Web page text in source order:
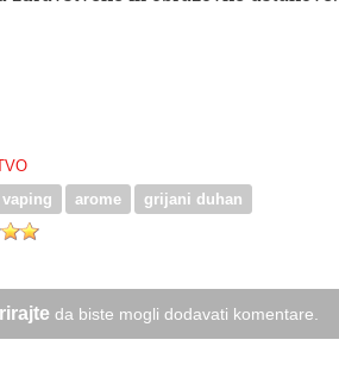
vaping arome
grijani duhan
da biste mogli dodavati komentare.